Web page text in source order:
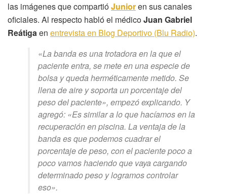
las imágenes que compartióJunioren sus canales
oficiales. Al respecto habló el médicoJuan Gabriel
Reátigaen entrevista en Blog Deportivo (Blu Radio).
«La banda es una trotadora en la que el
paciente entra, se mete en una especie de
bolsa y queda herméticamente metido. Se
llena de aire y soporta un porcentaje del
peso del paciente», empezó explicando. Y
agregó: «Es similar a lo que hacíamos en la
recuperación en piscina. La ventaja de la
banda es que podemos cuadrar el
porcentaje de peso, con el paciente poco a
poco vamos haciendo que vaya cargando
determinado peso y logramos controlar
eso».